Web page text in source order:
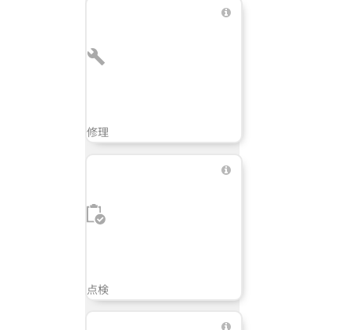
修理
点検